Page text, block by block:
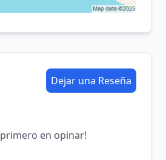
Dejar una Reseña
primero en opinar!